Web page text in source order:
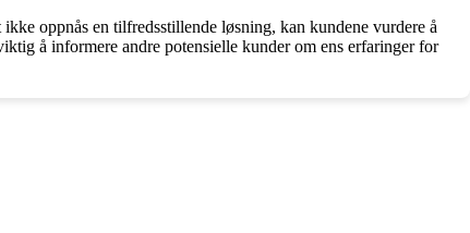
oppnås en tilfredsstillende løsning, kan kundene vurdere å
å informere andre potensielle kunder om ens erfaringer for